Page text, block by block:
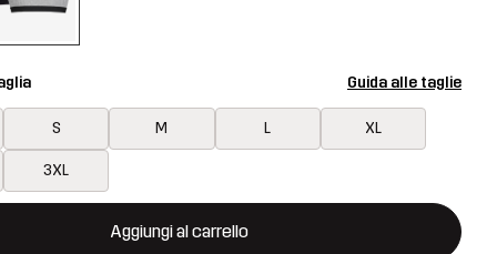
Guida alle taglie
S M L XL
3XL
Aggiungi al carrello
una finestra modale per confermare un nuovo articolo nel